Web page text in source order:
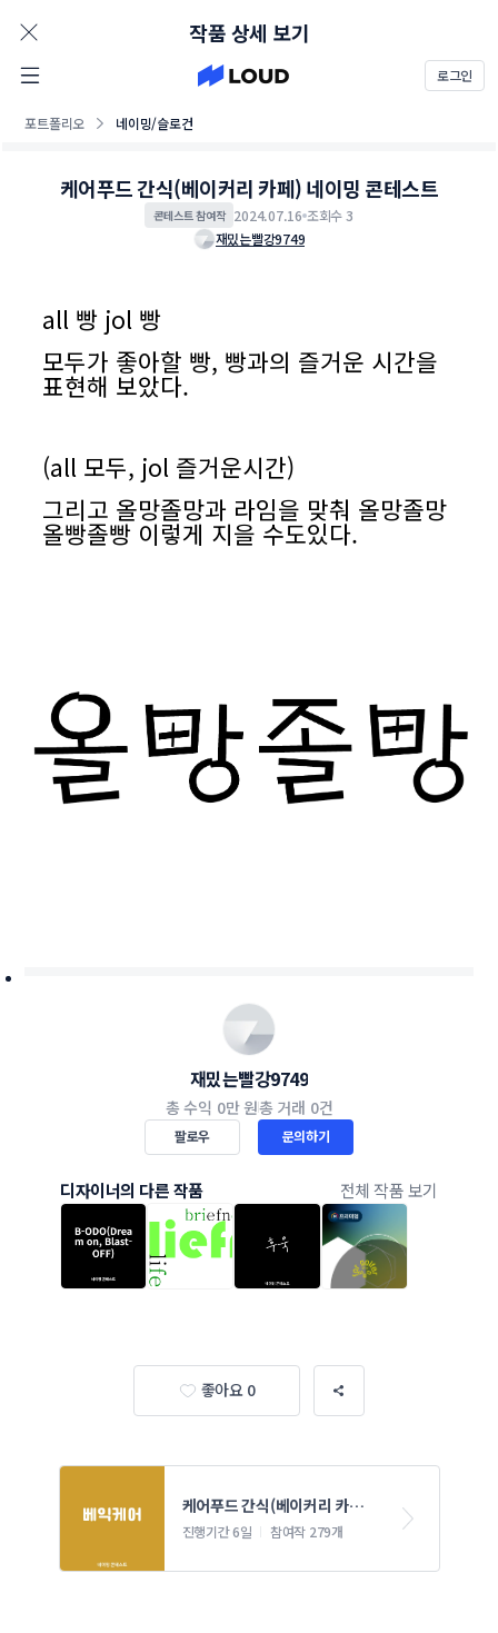
로그인
포트폴리오 네이밍/슬로건
작품 상세 보기
케어푸드 간식(베이커리 카페) 네이밍 콘테스트
콘테스트 참여작 2024.07.16 조회수 3
재밌는빨강9749
all 빵 jol 빵
모두가 좋아할 빵, 빵과의 즐거운 시간을
표현해 보았다.
(all 모두, jol 즐거운시간)
그리고 올망졸망과 라임을 맞춰 올망졸망
올빵졸빵 이렇게 지을 수도있다.
재밌는빨강9749
총 수익 0만 원총 거래 0건
팔로우 문의하기
디자이너의 다른 작품 전체 작품 보기
좋아요 0
케어푸드 간식(베이커리 카페)
네이밍 콘테스트
진행기간 6일 참여작 279개